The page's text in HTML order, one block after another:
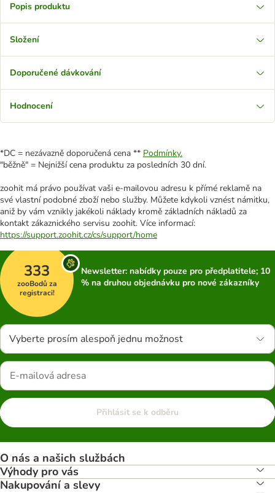
Popis produktu
Složení
Doporučené dávkování
Hodnocení
*DC = nezávazně doporučená cena ** Podmínky.
"běžně" = Nejnižší cena produktu za posledních 30 dní.
zoohit má právo používat vaši e-mailovou adresu k přímé reklamě na
své vlastní podobné zboží nebo služby. Můžete kdykoli vznést námitku,
aniž by vám vznikly jakékoli náklady kromě základních nákladů za
kontakt zákaznického servisu zoohit. Více informací:
https://support.zoohit.cz/cs/support/home
333
zooBodů za
registraci!
Newsletter: nabídky pouze pro předplatitele; 10
% na druhou objednávku pro nové zákazníky
Vyberte prosím alespoň jednu možnost
Přihlásit se k odběru
O nás a našich službách
Výhody pro vás
Nakupování a slevy